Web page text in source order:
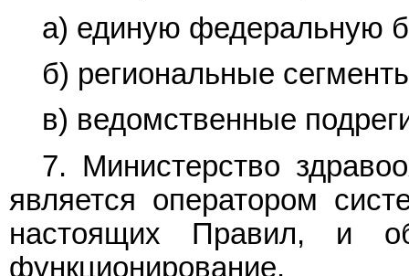
а) единую федеральную
б) региональные
в) ведомственные
7. Министерство
является оператором
настоящих Правил, и
функционирование.